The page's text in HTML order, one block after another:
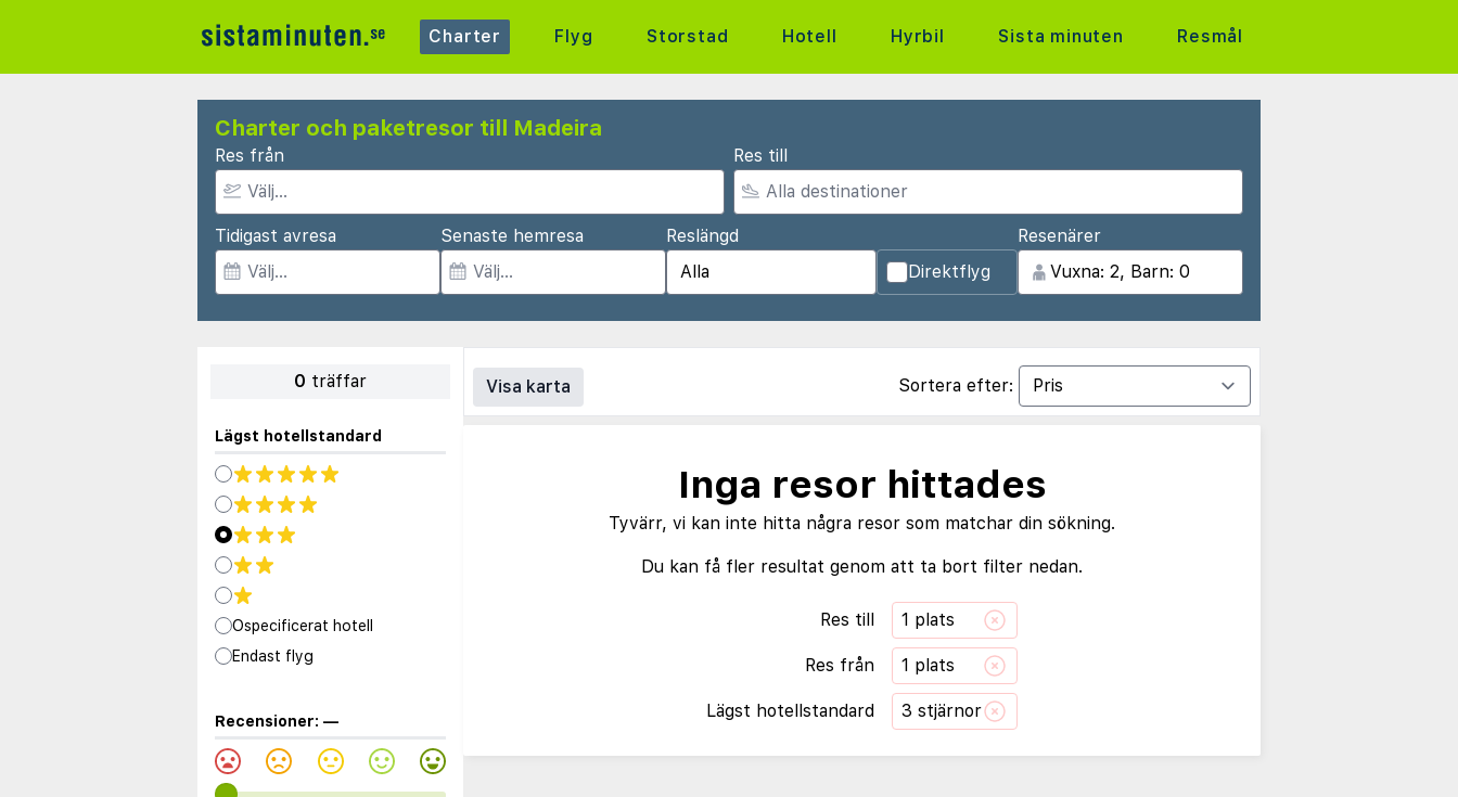
Charter Flyg Storstad Hotell Hyrbil Sista minuten Resmål
Charter och paketresor till Madeira
Res från Res till
Tidigast avresa Senaste hemresa
Reslängd
Direktflyg
Resenärer
0 träffar
Lägst hotellstandard
Ospecificerat hotell
Endast flyg
Recensioner: —
Visa karta Sortera efter:
Inga resor hittades
Tyvärr, vi kan inte hitta några resor som matchar din sökning.
Du kan få fler resultat genom att ta bort filter nedan.
Res till 1 plats
Res från 1 plats
Lägst hotellstandard 3 stjärnor